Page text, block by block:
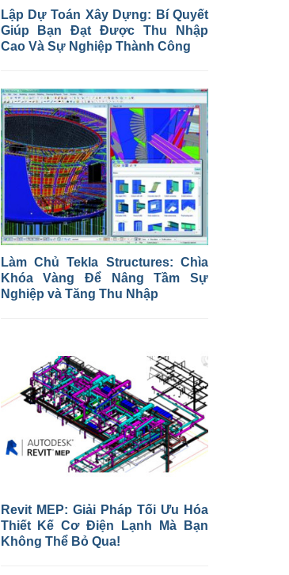
Lập Dự Toán Xây Dựng: Bí Quyết
Giúp Bạn Đạt Được Thu Nhập
Cao Và Sự Nghiệp Thành Công
Làm Chủ Tekla Structures: Chìa
Khóa Vàng Để Nâng Tầm Sự
Nghiệp và Tăng Thu Nhập
Revit MEP: Giải Pháp Tối Ưu Hóa
Thiết Kế Cơ Điện Lạnh Mà Bạn
Không Thể Bỏ Qua!